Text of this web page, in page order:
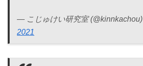
— こじゅけい研究室 (@kinnkachou)
2021